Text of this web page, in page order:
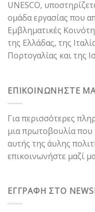
UNESCO,
ομάδα εργασίας που
Εμβληματικές
της Ελλάδας, της
Πορτογαλίας και της
ΕΠΙΚΟΙΝΩΝΗΣΤΕ
Για περισσότερες
μια πρωτοβουλία που
αυτής της άυλης
επικοινωνήστε μαζί
ΕΓΓΡΑΦΗ ΣΤΟ